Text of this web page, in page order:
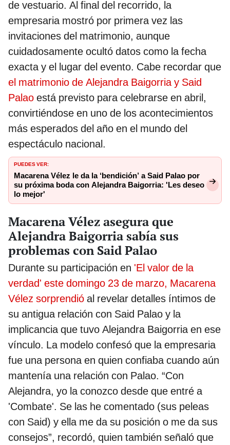
de vestuario. Al final del recorrido, la
empresaria mostró por primera vez las
invitaciones del matrimonio, aunque
cuidadosamente ocultó datos como la fecha
exacta y el lugar del evento. Cabe recordar que
el matrimonio de Alejandra Baigorria y Said
Palao está previsto para celebrarse en abril,
convirtiéndose en uno de los acontecimientos
más esperados del año en el mundo del
espectáculo nacional.
PUEDES VER:
Macarena Vélez le da la ‘bendición’ a Said Palao por
su próxima boda con Alejandra Baigorria: 'Les deseo
lo mejor'
Macarena Vélez asegura que
Alejandra Baigorria sabía sus
problemas con Said Palao
Durante su participación en 'El valor de la
verdad' este domingo 23 de marzo, Macarena
Vélez sorprendió al revelar detalles íntimos de
su antigua relación con Said Palao y la
implicancia que tuvo Alejandra Baigorria en ese
vínculo. La modelo confesó que la empresaria
fue una persona en quien confiaba cuando aún
mantenía una relación con Palao. “Con
Alejandra, yo la conozco desde que entré a
'Combate'. Se las he comentado (sus peleas
con Said) y ella me da su posición o me da sus
consejos”, recordó, quien también señaló que